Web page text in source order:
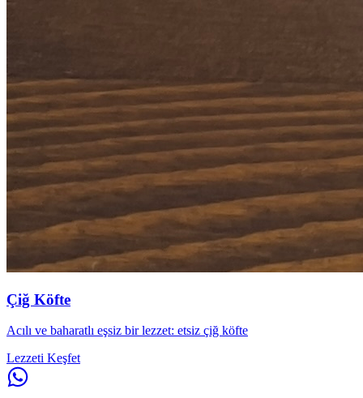
Çiğ Köfte
Acılı ve baharatlı eşsiz bir lezzet: etsiz çiğ köfte
Lezzeti Keşfet